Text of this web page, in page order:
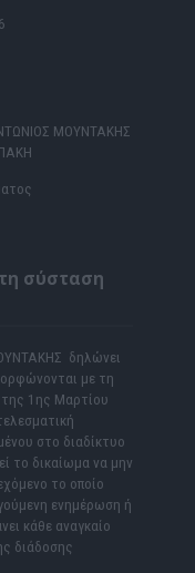
ΜΟΥΝΤΑΚΗΣ
σύσταση
δηλώνει
με τη
1ης Μαρτίου
στο διαδίκτυο
το δικαίωμα να μην
το οποίο
ενημέρωση ή
κάθε αναγκαίο
διάδοσης